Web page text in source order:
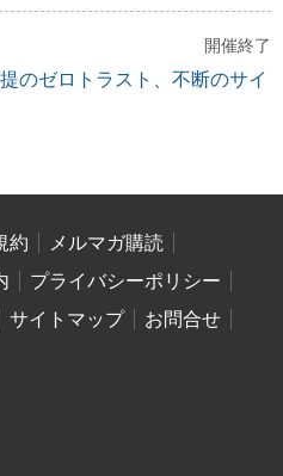
開催終了
のゼロトラスト、不断のサイ
約
メルマガ購読
プライバシーポリシー
サイトマップ
お問合せ